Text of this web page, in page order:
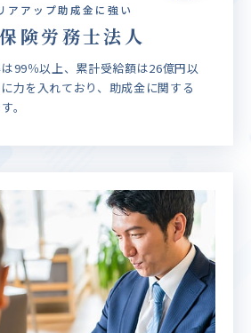
アアップ助成金に強い
険労務士法人
99％以上、累計受給額は26億円以
力を入れており、助成金に関する
。